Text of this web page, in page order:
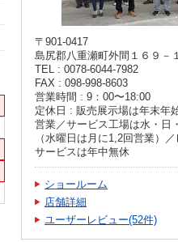
〒901-0417
島尻郡八重瀬町外間１６９－１
TEL : 0078-6044-7982
FAX : 098-998-8603
営業時間 : 9：00〜18:00
定休日 : 販売展示場は年末年
営業／サービス工場は水・日
（水曜日は月に1,2回営業）
サービスは年中無休
ショールーム
店舗詳細
ユーザーレビュー(52件)